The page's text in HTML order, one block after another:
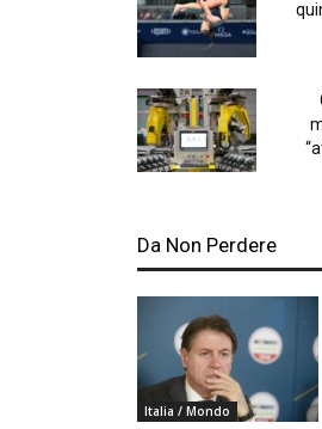
Da Non Perdere
Italia / Mondo